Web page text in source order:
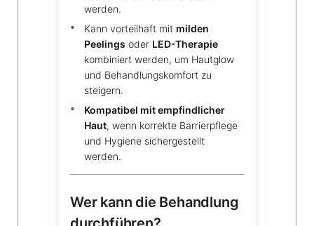
werden.
Kann vorteilhaft mit milden
Peelings oder LED-Therapie
kombiniert werden, um Hautglow
und Behandlungskomfort zu
steigern.
Kompatibel mit empfindlicher
Haut, wenn korrekte Barrierpflege
und Hygiene sichergestellt
werden.
Wer kann die Behandlung